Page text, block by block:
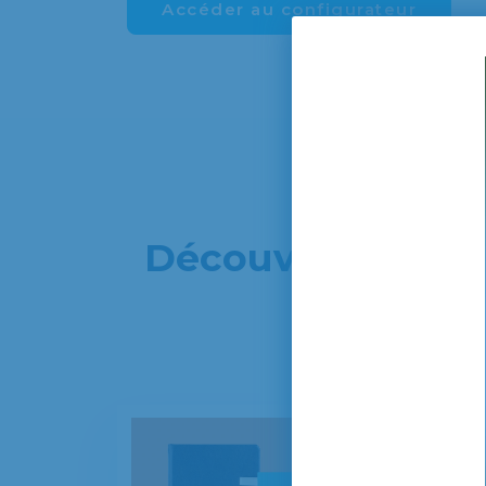
Accéder au configurateur
Découvrez